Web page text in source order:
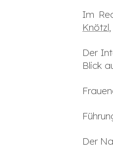
Im
Knötzl
Der
Blick
Der